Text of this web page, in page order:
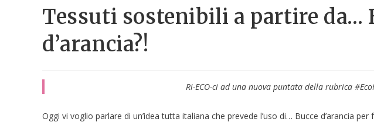
Tessuti sostenibili a partire da…
d’arancia?!
Ri-ECO-ci ad una nuova puntata della rubrica
Oggi vi voglio parlare di un’idea tutta italiana che prevede l’uso di… Bucce d’arancia